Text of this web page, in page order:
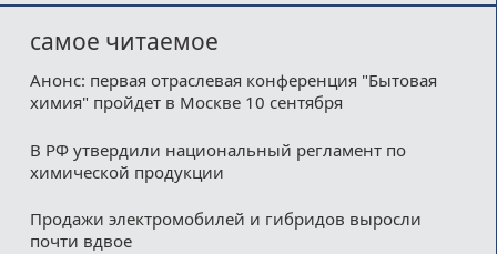
самое читаемое
Анонс: первая отраслевая конференция "Бытовая
химия" пройдет в Москве 10 сентября
В РФ утвердили национальный регламент по
химической продукции
Продажи электромобилей и гибридов выросли
почти вдвое